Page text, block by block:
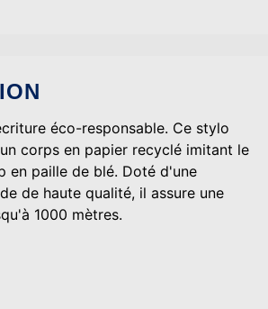
éco-responsable. Ce stylo
corps en papier recyclé imitant le
en paille de blé. Doté d'une
de haute qualité, il assure une
1000 mètres.